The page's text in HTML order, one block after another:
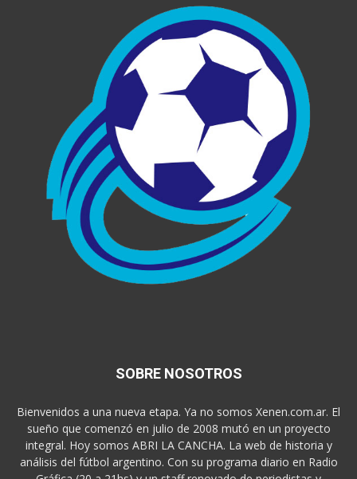
SOBRE NOSOTROS
Bienvenidos a una nueva etapa. Ya no somos Xenen.com.ar. El
sueño que comenzó en julio de 2008 mutó en un proyecto
integral. Hoy somos ABRI LA CANCHA. La web de historia y
análisis del fútbol argentino. Con su programa diario en Radio